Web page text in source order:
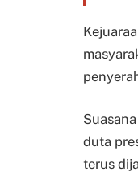
duta
terus